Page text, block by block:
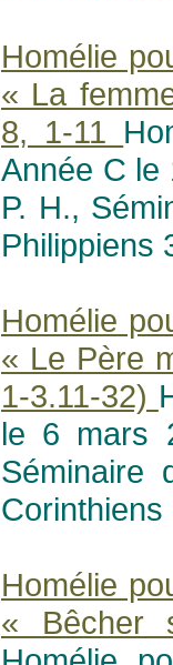
Homélie
« La
8, 1-11
Année C le
P. H.,
Philippiens
Homélie
« Le Père
1-3.11-32)
le 6 mars
Séminaire
Homélie
« Bêcher